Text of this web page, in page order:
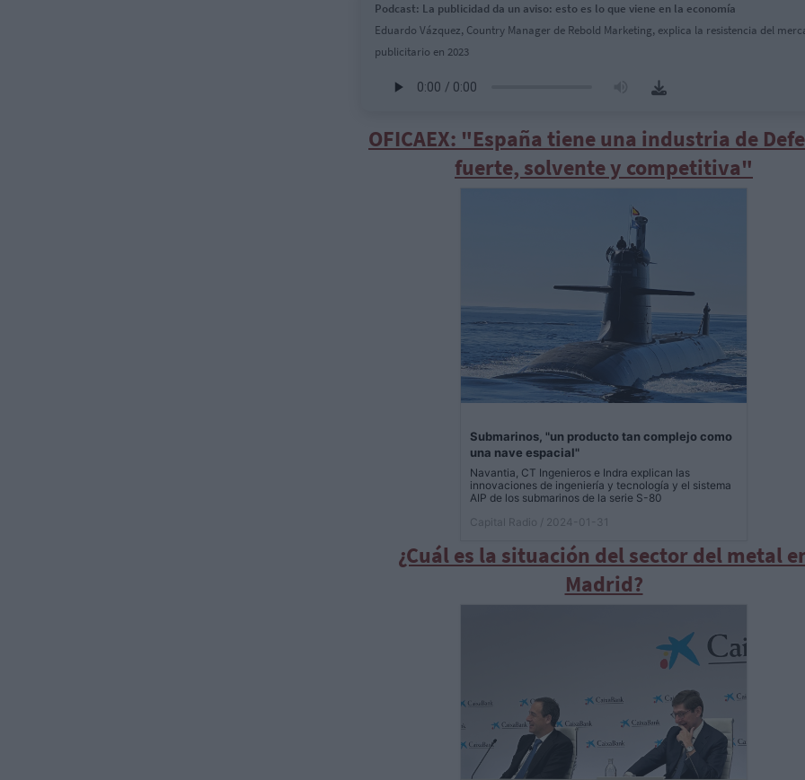
Podcast: La publicidad da un aviso: esto es lo que viene en la economía
Eduardo Vázquez, Country Manager de Rebold Marketing, explica la resistencia del
publicitario en 2023
OFICAEX: "España tiene una industria de
fuerte, solvente y competitiva"
Submarinos, "un producto tan complejo como
una nave espacial"
Navantia, CT Ingenieros e Indra explican las
innovaciones de ingeniería y tecnología y el sistema
AIP de los submarinos de la serie S-80
Capital Radio
/ 2024-01-31
¿Cuál es la situación del sector del metal
Madrid?